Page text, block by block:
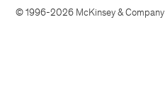
© 1996-2026 McKinsey & Company